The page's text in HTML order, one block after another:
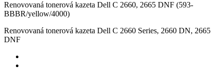
Renovovaná tonerová kazeta Dell C 2660, 2665 DNF (593-
BBBR/yellow/4000)
Renovovaná tonerová kazeta Dell C 2660 Series, 2660 DN, 2665
DNF